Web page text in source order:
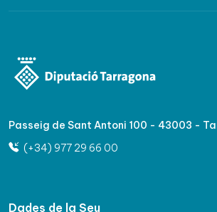
Passeig de Sant Antoni 100 - 43003 -
(+34) 977 29 66 00
Dades de la Seu